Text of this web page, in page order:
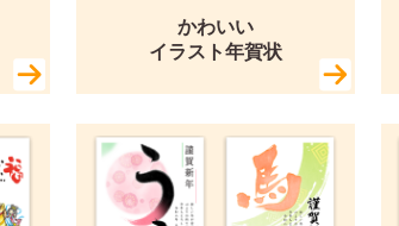
かわいい
イラスト年賀状